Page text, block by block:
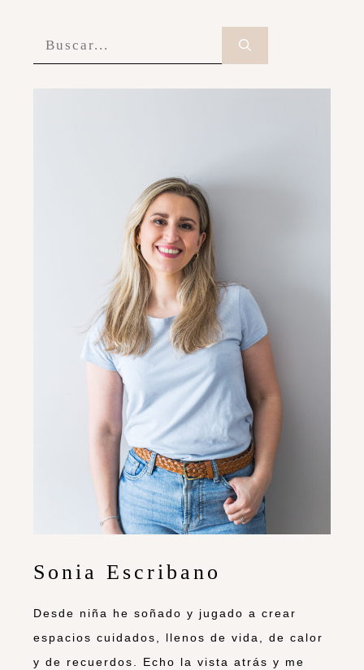
Sonia Escribano
Desde niña he soñado y jugado a crear
espacios cuidados, llenos de vida, de calor
y de recuerdos. Echo la vista atrás y me